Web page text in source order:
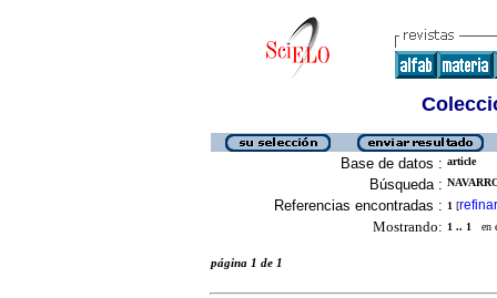
Base de datos : article
Búsqueda :
Referencias encontradas : 1 [refinar
Mostrando: 1 .. 1 en
página 1 de 1